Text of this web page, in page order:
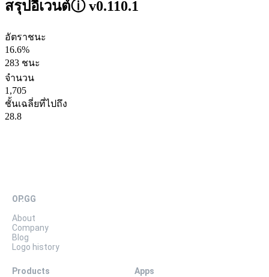
สรุปอีเวนต์ⓘv0.110.1
อัตราชนะ
16.6%
283 ชนะ
จำนวน
1,705
ชั้นเฉลี่ยที่ไปถึง
28.8
OP.GG
About
Company
Blog
Logo history
Products
Apps